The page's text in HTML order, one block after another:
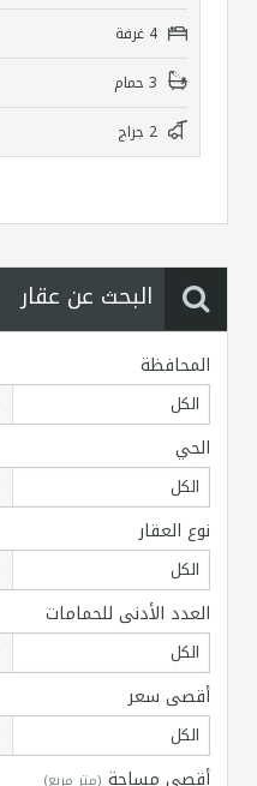
4 غرفة
3 حمام
2 جراج
البحث عن عقار
المحافظة
الكل
الحي
الكل
نوع العقار
الكل
العدد الأدنى للحمامات
الكل
أقصى سعر
الكل
(متر مربع)